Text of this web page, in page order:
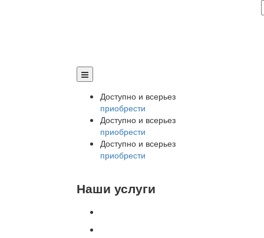
Доступно и всерьез
приобрести
Доступно и всерьез
приобрести
Доступно и всерьез
приобрести
Наши услуги